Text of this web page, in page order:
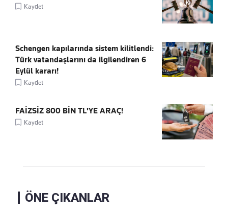
Kaydet
Schengen kapılarında sistem kilitlendi:
Türk vatandaşlarını da ilgilendiren 6
Eylül kararı!
Kaydet
FAİZSİZ 800 BİN TL'YE ARAÇ!
Kaydet
ÖNE ÇIKANLAR